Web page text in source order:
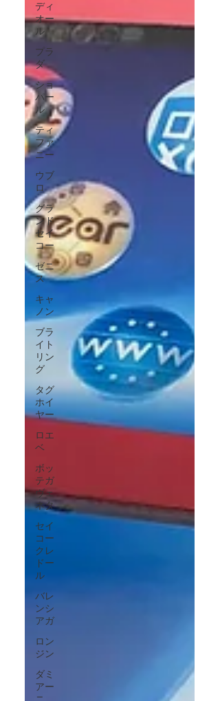
ディ
オー
ル
プラ
ダ
ショ
パー
ル
ティ
ファ
ニー
ウブ
ロ
グラ
ンド
セイ
コー
ゼニ
ス
キャ
ノン
ブラ
イト
リン
グ
タグ
ホイ
ヤー
ロエ
ベ
ボッ
テガ
ヴェ
ネタ
セイ
コー
クレ
ドー
ル
バレ
ンシ
アガ
ロン
ジン
ダミ
アー